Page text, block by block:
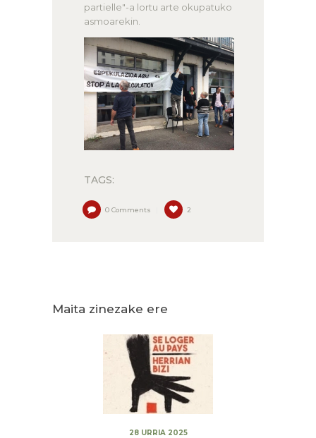
partielle"-a lortu arte okupatuko
asmoarekin.
TAGS:
0 Comments 2
Maita zinezake ere
28 URRIA 2025